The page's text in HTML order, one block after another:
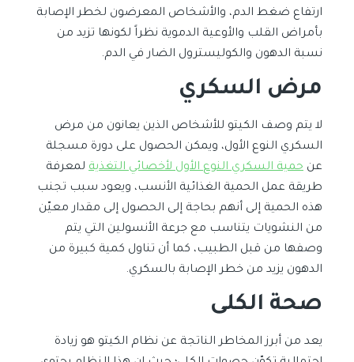
ارتفاع ضغط الدم، والأشخاص المعرضون لخطر الإصابة
بأمراض القلب والأوعية الدموية نظراً لكونها تزيد من
نسبة الدهون والكوليسترول الضار في الدم.
مرض السكري
لا يتم وصف الكيتو للأشخاص الذين يعانون من مرض
السكري النوع الأول، ويمكن الحصول على دورة مسجلة
عن حمية السكري النوع الأول لأخصائي التغذية لمعرفة
طريقة عمل الحمية الغذائية الأنسب، ويعود سبب تجنب
هذه الحمية إلى أنهم بحاجة إلى الحصول إلى مقدار معيّن
من النشويات يتناسب مع جرعة الأنسولين التي يتم
وصفها من قبل الطبيب، كما أن تناول كمية كبيرة من
الدهون يزيد من خطر الإصابة بالسكري.
صحة الكلى
يعد من أبرز المخاطر الناتجة عن نظام الكيتو هو زيادة